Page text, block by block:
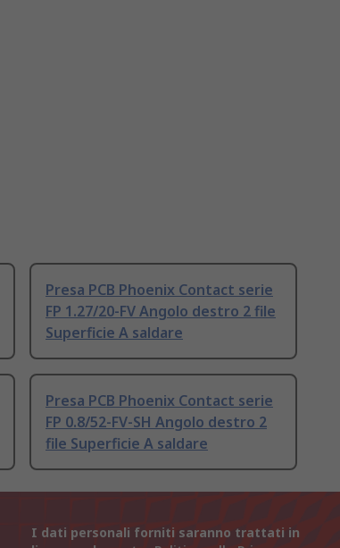
Presa PCB Phoenix Contact serie
FP 1.27/20-FV Angolo destro 2 file
Superficie A saldare
Presa PCB Phoenix Contact serie
FP 0.8/52-FV-SH Angolo destro 2
file Superficie A saldare
I dati personali forniti saranno trattati in